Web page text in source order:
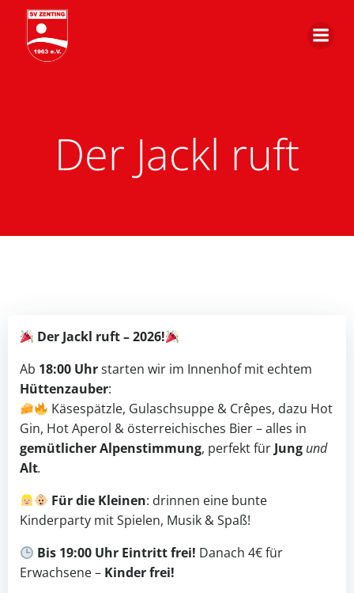
Der Jackl ruft
Der Jackl ruft – 2026!
Ab 18:00 Uhrstarten wir im Innenhof mit echtem
Hüttenzauber:
Käsespätzle, Gulaschsuppe & Crêpes, dazu Hot
Gin, Hot Aperol & österreichisches Bier – alles in
gemütlicher Alpenstimmung, perfekt für Jung und
Alt.
Für die Kleinen: drinnen eine bunte
Kinderparty mit Spielen, Musik & Spaß!
Bis 19:00 Uhr Eintritt frei! Danach 4€ für
Erwachsene – Kinder frei!